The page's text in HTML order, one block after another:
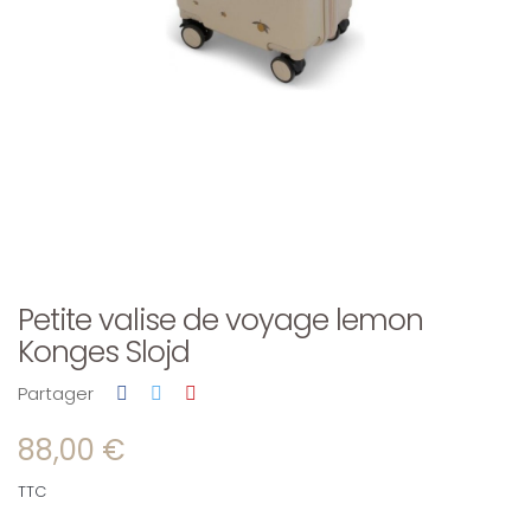
Petite valise de voyage lemon
Konges Slojd
Partager
88,00 €
TTC